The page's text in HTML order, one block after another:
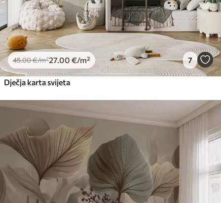
45.00€/m²27 .00 €/m² 7
Dječja karta svijeta